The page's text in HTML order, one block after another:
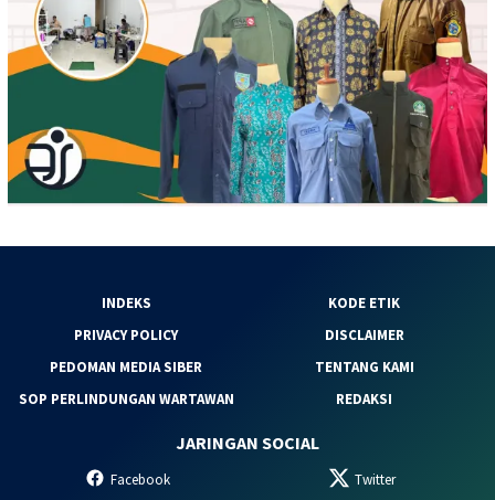
INDEKS
KODE ETIK
PRIVACY POLICY
DISCLAIMER
PEDOMAN MEDIA SIBER
TENTANG KAMI
SOP PERLINDUNGAN WARTAWAN
REDAKSI
JARINGAN SOCIAL
Facebook Twitter